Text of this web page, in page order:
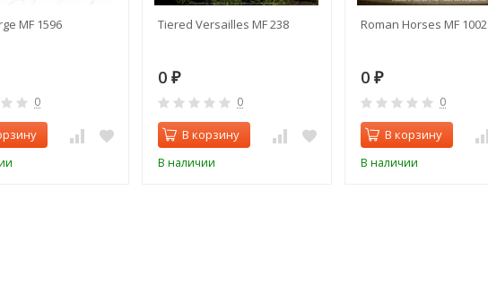
MF 1596
0
Tiered Versailles MF 238
0 ₽
0
В корзину
В наличии
Roman Horses MF 1002
0 ₽
0
В корзину
В наличии